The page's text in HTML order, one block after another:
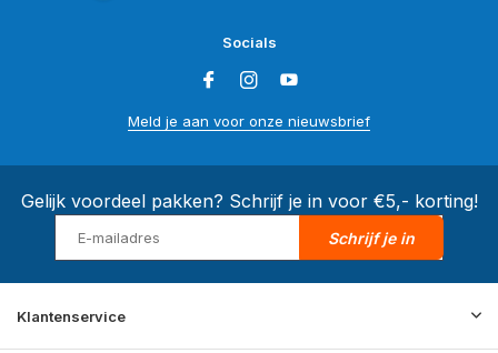
Socials
Meld je aan voor onze nieuwsbrief
Gelijk voordeel pakken? Schrijf je in voor €5,- korting!
Schrijf je in
Klantenservice